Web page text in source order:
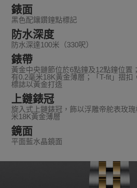
錶面
黑色配鑲鑽鐘點標記
防水深度
防水深達100米（330呎）
錶帶
黃金中央鏈節位於6點鐘及12點鐘位置
有0.2毫米18K黃金薄層；「T-fit」摺扣
標誌以黃金打造
上鏈錶冠
旋入式上鏈錶冠，飾以浮雕帝舵表玫
米18K黃金薄層
鏡面
平面藍水晶鏡面